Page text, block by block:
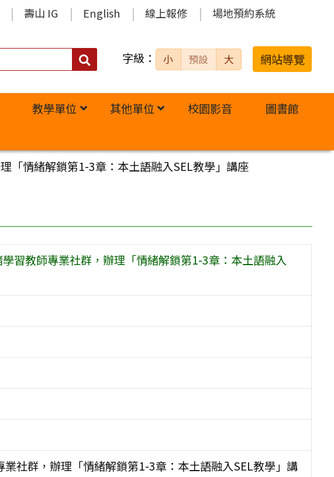
壽山 IG English 線上報修 場地預約系統
搜
字級： 小 預設 大 網站導覽
教學單位 其他單位 校園影音
圖書館
「情緒解鎖第1-3章：本土語融入SEL教學」講座
習教師專業社群，辦理「情緒解鎖第1-3章：本土語融入
社群，辦理「情緒解鎖第1-3章：本土語融入SEL教學」講